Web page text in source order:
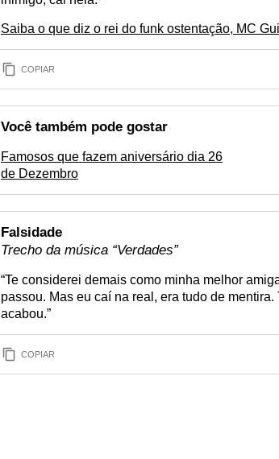
Saiba o que diz o rei do funk ostentação, MC
COPIAR
Você também pode gostar
Famosos que fazem aniversário dia 26
de Dezembro
Falsidade
Trecho da música “Verdades”
“Te considerei demais como minha melhor
passou. Mas eu caí na real, era tudo de
acabou.”
COPIAR